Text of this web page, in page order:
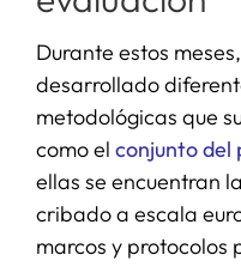
Durante estos
desarrollado
metodológicas que
como el conjunto del
ellas se encuentran
cribado a escala
marcos y protocolos